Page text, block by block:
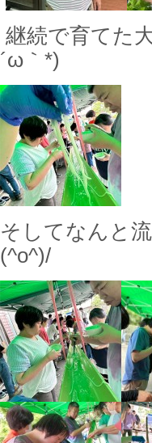
継続で育てた
´ω｀*)
そしてなんと
(^o^)/